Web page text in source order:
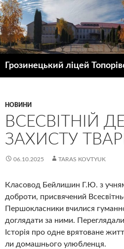
НОВИНИ
ВСЕСВІТНІЙ
ЗАХИСТУ
06.10.2025 TARAS KOVTYUK
Класовод Бейлишин Г.Ю. з
доброти, присвячений
Першокласники вчилися
доглядати за ними.
Історія про одне врятоване
ли домашнього улюбленця.